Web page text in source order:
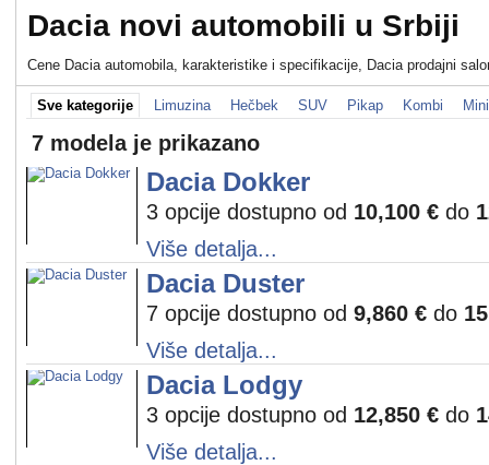
Dacia novi automobili u Srbiji
Cene Dacia automobila, karakteristike i specifikacije, Dacia prodajni
Sve kategorije Limuzina Hečbek SUV Pikap Kombi
7 modela je prikazano
Dacia Dokker
3 opcije dostupno od 10,100 € do
Više detalja...
Dacia Duster
7 opcije dostupno od 9,860 € do
Više detalja...
Dacia Lodgy
3 opcije dostupno od 12,850 € do
Više detalja...